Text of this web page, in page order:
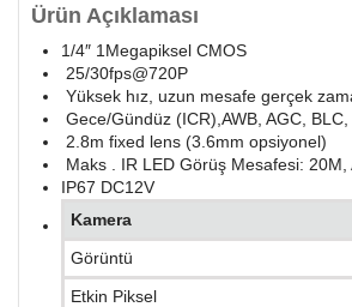
Ürün Açıklaması
1/4″ 1Megapiksel CMOS
25/30fps@720P
Yüksek hız, uzun mesafe gerçek
Gece/Gündüz (ICR),AWB, AGC,
2.8m fixed lens (3.6mm opsiyonel)
Maks . IR LED Görüş Mesafesi: 20M,
IP67 DC12V
Kamera
Görüntü
Etkin Piksel